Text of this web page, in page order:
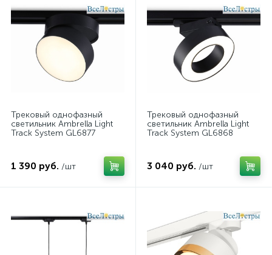
Трековый однофазный
светильник Ambrella Light
Track System GL6877
1 390 руб. /шт
Трековый однофазный
светильник Ambrella Light
Track System GL6868
3 040 руб. /шт